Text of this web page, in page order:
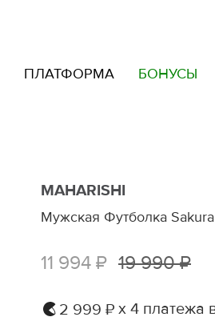
ПЛАТФОРМА БОНУСЫ
MAHARISHI
Мужская Футболка
11 994 ₽ 19 990 ₽
2 999 ₽ х 4 платежа